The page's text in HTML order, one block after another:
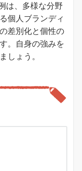
は、多様な分野
個人ブランディ
差別化と個性の
。自身の強みを
しょう。